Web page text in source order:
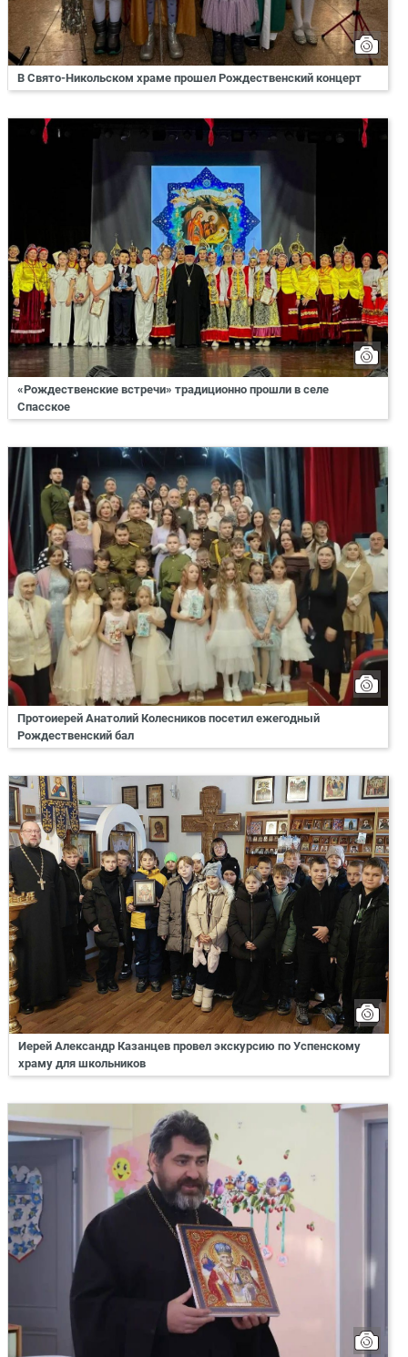
В Свято-Никольском храме прошел Рождественский концерт
«Рождественские встречи» традиционно прошли в селе
Спасское
Протоиерей Анатолий Колесников посетил ежегодный
Рождественский бал
Иерей Александр Казанцев провел экскурсию по Успенскому
храму для школьников